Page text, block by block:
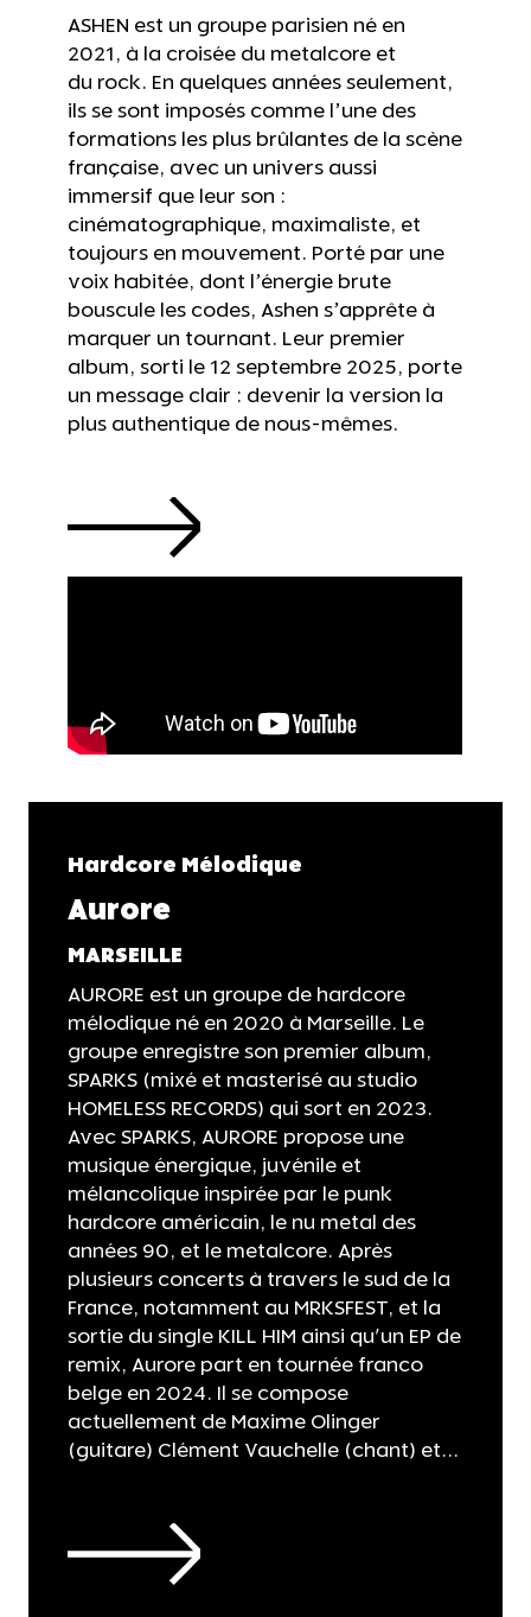
ASHEN est un groupe parisien né en
2021, à la croisée du metalcore et
du rock. En quelques années seulement,
ils se sont imposés comme l’une des
formations les plus brûlantes de la scène
française, avec un univers aussi
immersif que leur son :
cinématographique, maximaliste, et
toujours en mouvement. Porté par une
voix habitée, dont l’énergie brute
bouscule les codes, Ashen s’apprête à
marquer un tournant. Leur premier
album, sorti le 12 septembre 2025, porte
un message clair : devenir la version la
plus authentique de nous-mêmes.
Hardcore Mélodique
Aurore
MARSEILLE
AURORE est un groupe de hardcore
mélodique né en 2020 à Marseille. Le
groupe enregistre son premier album,
SPARKS (mixé et masterisé au studio
HOMELESS RECORDS) qui sort en 2023.
Avec SPARKS, AURORE propose une
musique énergique, juvénile et
mélancolique inspirée par le punk
hardcore américain, le nu metal des
années 90, et le metalcore. Après
plusieurs concerts à travers le sud de la
France, notamment au MRKSFEST, et la
sortie du single KILL HIM ainsi qu'un EP de
remix, Aurore part en tournée franco
belge en 2024. Il se compose
actuellement de Maxime Olinger
(guitare) Clément Vauchelle (chant) et...